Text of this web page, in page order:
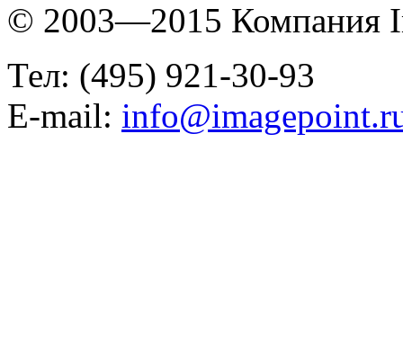
© 2003—2015 Компания
Тел: (495) 921-30-93
E-mail: